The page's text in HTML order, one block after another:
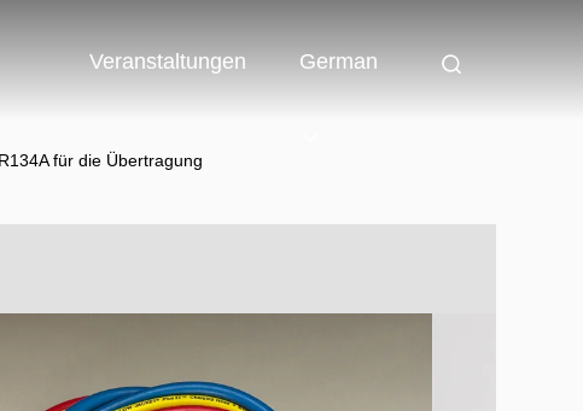
Veranstaltungen German
für die Übertragung